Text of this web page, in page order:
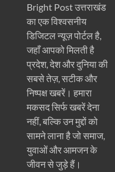
Bright Post उत्तराखंड
का एक विश्वसनीय
डिजिटल न्यूज़ पोर्टल है,
जहाँ आपको मिलती है
प्रदेश, देश और दुनिया की
सबसे तेज़, सटीक और
निष्पक्ष खबरें। हमारा
मकसद सिर्फ खबरें देना
नहीं, बल्कि उन मुद्दों को
सामने लाना है जो समाज,
युवाओं और आमजन के
जीवन से जुड़े हैं।